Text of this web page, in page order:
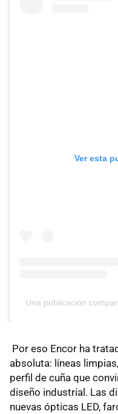
Ver esta
Una publicación
Por eso Encor ha
absoluta: líneas
perfil de cuña que
diseño industrial. Las
nuevas ópticas LED,